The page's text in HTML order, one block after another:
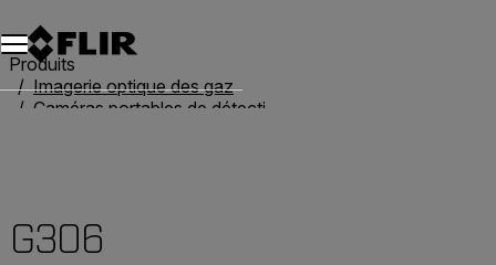
Unread messages
Modèle
Supprimer
articles
article
Ajouter au panier
Ajouté au panier
Produits
Imagerie optique des gaz
Caméras portables de détection de gaz
G306